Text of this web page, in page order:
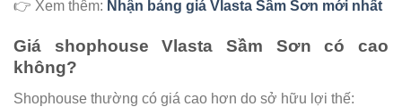
👉 Xem thêm: Nhận bảng giá Vlasta Sầm Sơn mới nhất
Giá shophouse Vlasta Sầm Sơn có cao
không?
Shophouse thường có giá cao hơn do sở hữu lợi thế: